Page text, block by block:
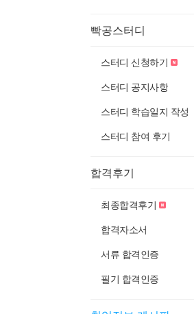
빡공스터디
스터디 신청하기
스터디 공지사항
스터디 학습일지 작성
스터디 참여 후기
합격후기
최종합격후기
합격자소서
서류 합격인증
필기 합격인증